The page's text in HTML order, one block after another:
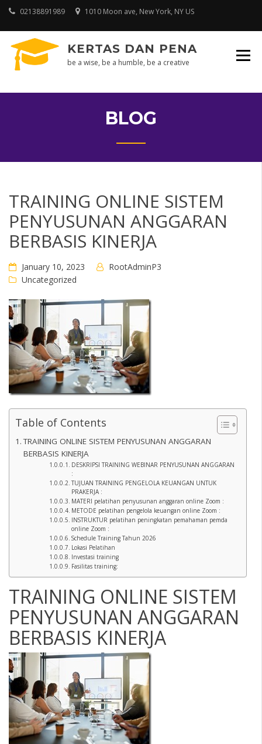
Skip
content
02138891989 1010 Moon ave, New York, NY US
KERTAS DAN PENA
be a wise, be a humble, be a creative
BLOG
TRAINING ONLINE SISTEM
PENYUSUNAN ANGGARAN
BERBASIS KINERJA
January 10, 2023
RootAdminP3
Uncategorized
Table of Contents
TRAINING ONLINE SISTEM PENYUSUNAN ANGGARAN
BERBASIS KINERJA
DESKRIPSI TRAINING WEBINAR PENYUSUNAN ANGGARAN
:
TUJUAN TRAINING PENGELOLA KEUANGAN UNTUK
PRAKERJA :
MATERI pelatihan penyusunan anggaran online Zoom :
METODE pelatihan pengelola keuangan online Zoom :
INSTRUKTUR pelatihan peningkatan pemahaman pemda
online Zoom :
Schedule Training Tahun 2026
Lokasi Pelatihan
Investasi training
Fasilitas training:
TRAINING ONLINE SISTEM
PENYUSUNAN ANGGARAN
BERBASIS KINERJA